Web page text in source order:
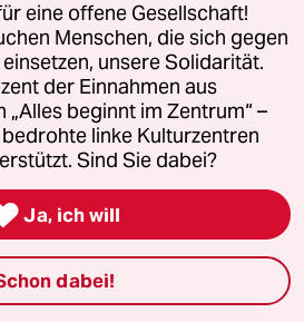
eine offene Gesellschaft!
Menschen, die sich gegen
unsere Solidarität.
der Einnahmen aus
„Alles beginnt im Zentrum“ –
linke Kulturzentren
Sind Sie dabei?
Ja, ich will
dabei!